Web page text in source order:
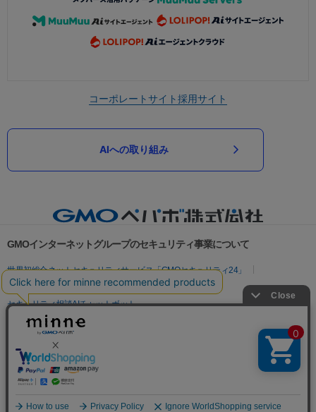
コーポレートサイト採用サイト
AIへの取り組み
GMOインターネットグループのセキュリティ事業について
世界初総合ネットセキュリティサービス「GMOセキュリティ24」
パスワード漏洩診断
Webサイトリスク診断
セキュリティ相談AIチャットボット
実在証明・盗聴対策
サイバー攻撃対策（GMO Flatt Security）
セキュリティ事業の軌跡